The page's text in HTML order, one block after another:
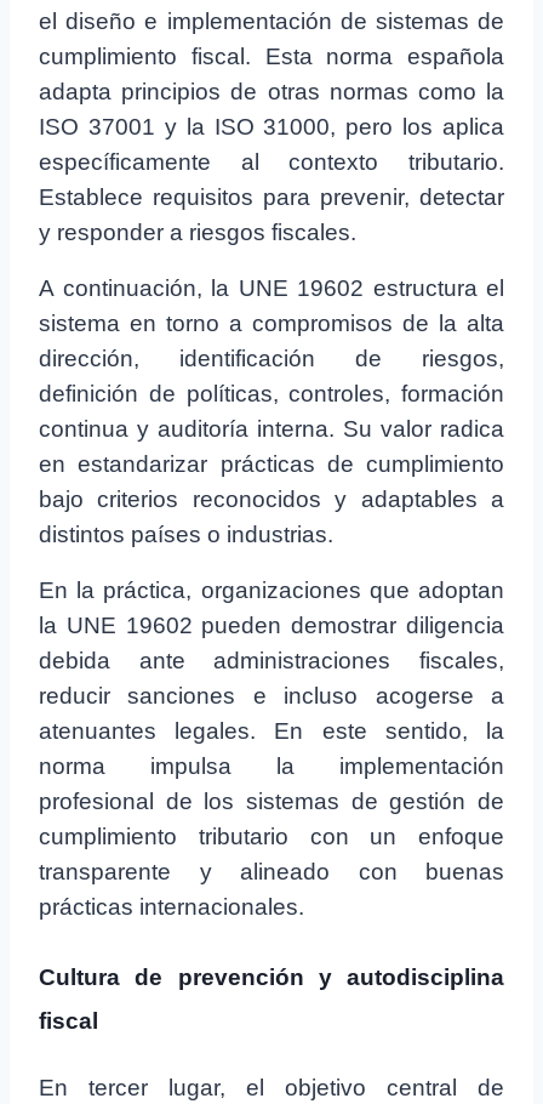
el diseño e implementación de sistemas de
cumplimiento fiscal. Esta norma española
adapta principios de otras normas como la
ISO 37001 y la ISO 31000, pero los aplica
específicamente al contexto tributario.
Establece requisitos para prevenir, detectar
y responder a riesgos fiscales.
A continuación, la UNE 19602 estructura el
sistema en torno a compromisos de la alta
dirección, identificación de riesgos,
definición de políticas, controles, formación
continua y auditoría interna. Su valor radica
en estandarizar prácticas de cumplimiento
bajo criterios reconocidos y adaptables a
distintos países o industrias.
En la práctica, organizaciones que adoptan
la UNE 19602 pueden demostrar diligencia
debida ante administraciones fiscales,
reducir sanciones e incluso acogerse a
atenuantes legales. En este sentido, la
norma impulsa la implementación
profesional de los sistemas de gestión de
cumplimiento tributario con un enfoque
transparente y alineado con buenas
prácticas internacionales.
Cultura de prevención y autodisciplina
fiscal
En tercer lugar, el objetivo central de